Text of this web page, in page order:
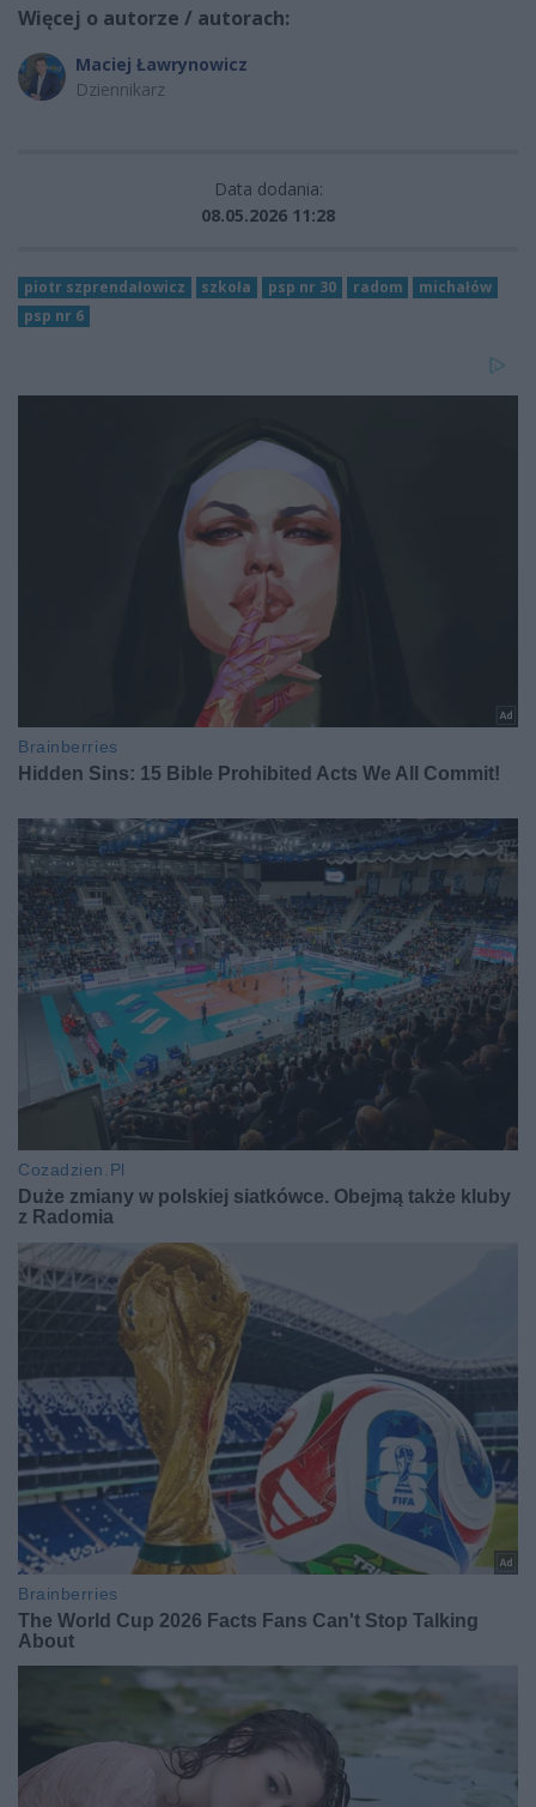
Więcej o autorze / autorach:
Maciej Ławrynowicz
Dziennikarz
Data dodania:
08.05.2026 11:28
piotr szprendałowicz szkoła psp nr 30 radom
michałów
psp nr 6